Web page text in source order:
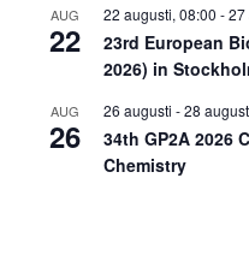
AUG
22
22 augusti, 08:00 -27
23rd European
2026) in
AUG
26
26 augusti -28
34th GP2A 2026
Chemistry